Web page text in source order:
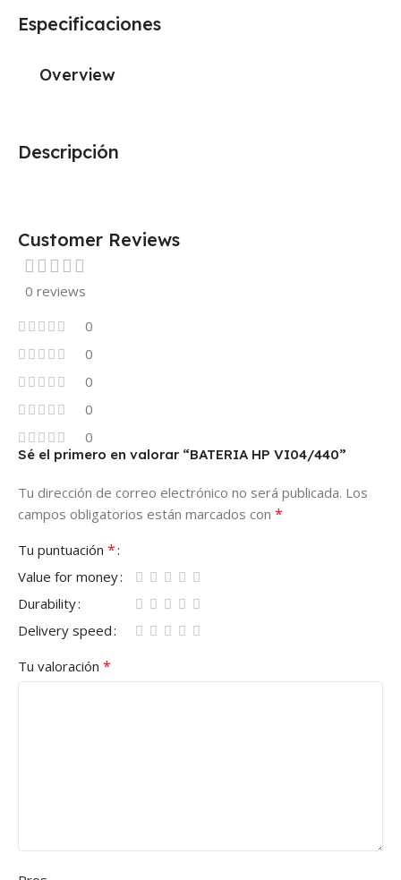
Descripción
Especificaciones
Overview
Customer Reviews
0 reviews
0
0
0
0
0
Sé el primero en valorar “BATERIA HP VI04/440”
Tu dirección de correo electrónico no será publicada. Los
campos obligatorios están marcados con *
Tu puntuación *
Value for money
Durability
Delivery speed
Tu valoración *